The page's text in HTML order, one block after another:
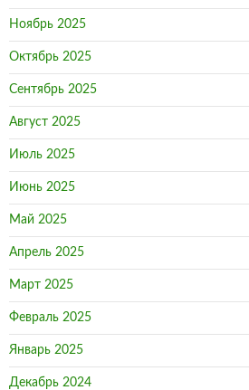
Ноябрь 2025
Октябрь 2025
Сентябрь 2025
Август 2025
Июль 2025
Июнь 2025
Май 2025
Апрель 2025
Март 2025
Февраль 2025
Январь 2025
Декабрь 2024